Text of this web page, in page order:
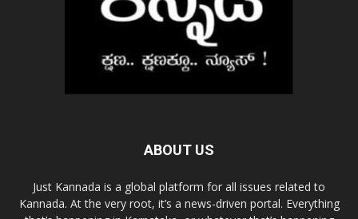
ABOUT US
Just Kannada is a global platform for all issues related to
Kannada. At the very root, it’s a news-driven portal. Everything